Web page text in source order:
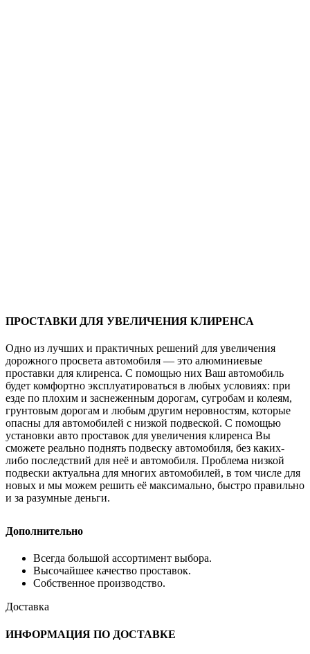
ПРОСТАВКИ ДЛЯ УВЕЛИЧЕНИЯ КЛИРЕНСА
Одно из лучших и практичных решений для увеличения
дорожного просвета автомобиля — это алюминиевые
проставки для клиренса. С помощью них Ваш автомобиль
будет комфортно эксплуатироваться в любых условиях: при
езде по плохим и заснеженным дорогам, сугробам и колеям,
грунтовым дорогам и любым другим неровностям, которые
опасны для автомобилей с низкой подвеской. С помощью
установки авто проставок для увеличения клиренса Вы
сможете реально поднять подвеску автомобиля, без каких-
либо последствий для неё и автомобиля. Проблема низкой
подвески актуальна для многих автомобилей, в том числе для
новых и мы можем решить её максимально, быстро правильно
и за разумные деньги.
Дополнительно
Всегда большой ассортимент выбора.
Высочайшее качество проставок.
Собственное производство.
Доставка
ИНФОРМАЦИЯ ПО ДОСТАВКЕ